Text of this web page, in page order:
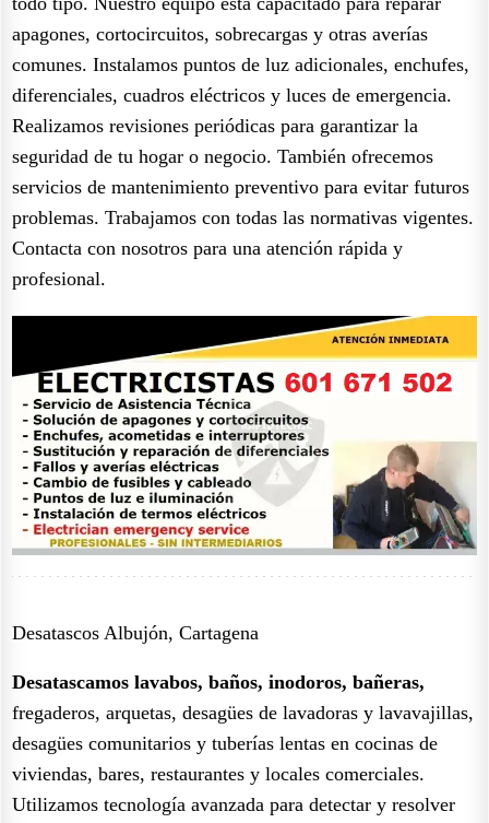
apagones, cortocircuitos, sobrecargas y otras averías
comunes. Instalamos puntos de luz adicionales, enchufes,
diferenciales, cuadros eléctricos y luces de emergencia.
Realizamos revisiones periódicas para garantizar la
seguridad de tu hogar o negocio. También ofrecemos
servicios de mantenimiento preventivo para evitar futuros
problemas. Trabajamos con todas las normativas vigentes.
Contacta con nosotros para una atención rápida y
profesional.
Desatascos Albujón, Cartagena
Desatascamos lavabos, baños, inodoros, bañeras,
fregaderos, arquetas, desagües de lavadoras y lavavajillas,
desagües comunitarios y tuberías lentas en cocinas de
viviendas, bares, restaurantes y locales comerciales.
Utilizamos tecnología avanzada para detectar y resolver